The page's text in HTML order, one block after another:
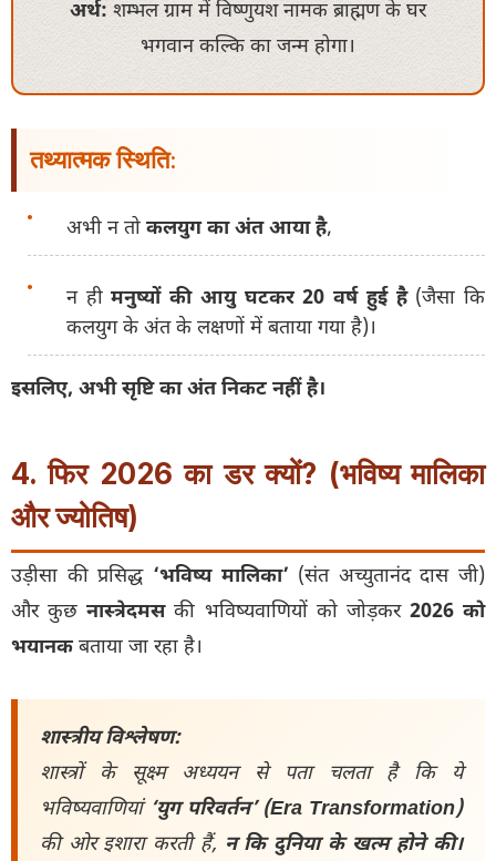
अर्थ: शम्भल ग्राम में विष्णुयश नामक ब्राह्मण के घर
भगवान कल्कि का जन्म होगा।
तथ्यात्मक स्थिति:
अभी न तो कलयुग का अंत आया है,
न हीमनुष्यों की आयु घटकर 20 वर्ष हुई है(जैसा कि
कलयुग के अंत के लक्षणों में बताया गया है)।
इसलिए, अभी सृष्टि का अंत निकट नहीं है।
4. फिर 2026 का डर क्यों? (भविष्य मालिका
और ज्योतिष)
उड़ीसा की प्रसिद्ध ‘भविष्य मालिका’ (संत अच्युतानंद दास जी)
और कुछनास्त्रेदमसकी भविष्यवाणियों को जोड़कर 2026 को
भयानक बताया जा रहा है।
शास्त्रीय विश्लेषण:
शास्त्रों के सूक्ष्म अध्ययन से पता चलता है कि ये
भविष्यवाणियां ‘युग परिवर्तन’ (Era Transformation)
की ओर इशारा करती हैं, न कि दुनिया के खत्म होने की।